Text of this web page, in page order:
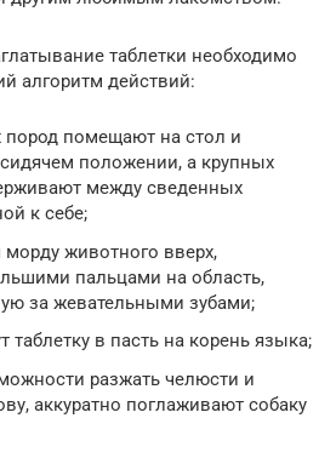
таблетки необходимо
алгоритм действий:
пород помещают на стол и
положении, а крупных
между сведенных
к себе;
животного вверх,
пальцами на область,
за жевательными зубами;
таблетку в пасть на корень языка;
разжать челюсти и
аккуратно поглаживают собаку